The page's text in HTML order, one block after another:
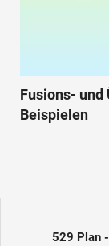
Fusions-
Beispielen
529 Plan